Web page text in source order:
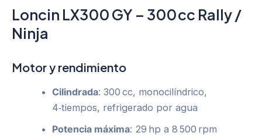
Loncin LX300 GY – 300 cc Rally /
Ninja
Motor y rendimiento
Cilindrada: 300 cc, monocilíndrico,
4‑tiempos, refrigerado por agua
Potencia máxima: 29 hp a 8 500 rpm